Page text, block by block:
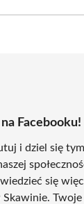
na Facebooku!
i dziel się
się
Twoje